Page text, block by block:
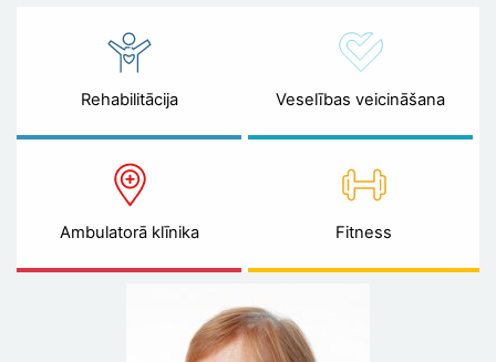
Rehabilitācija Veselības veicināšana
Ambulatorā klīnika Fitness